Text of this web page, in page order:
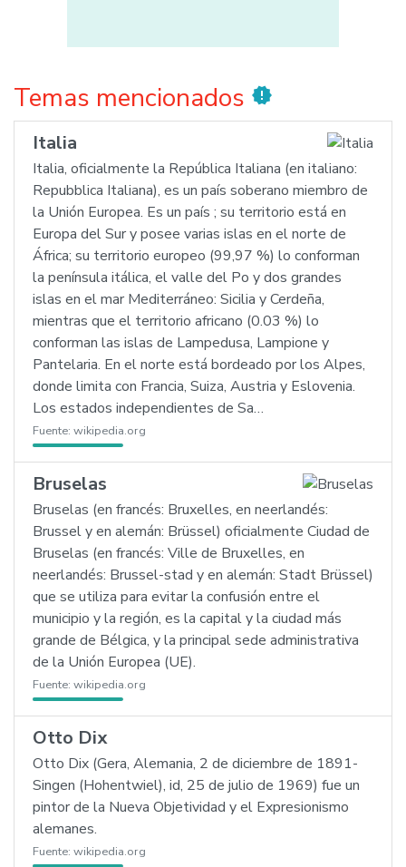
Temas mencionados new_releases
Italia
Italia, oficialmente la República Italiana (en italiano:
Repubblica Italiana), es un país soberano miembro de
la Unión Europea. Es un país ; su territorio está en
Europa del Sur y posee varias islas en el norte de
África; su territorio europeo (99,97 %) lo conforman
la península itálica, el valle del Po y dos grandes
islas en el mar Mediterráneo: Sicilia y Cerdeña,
mientras que el territorio africano (0.03 %) lo
conforman las islas de Lampedusa, Lampione y
Pantelaria. En el norte está bordeado por los Alpes,
donde limita con Francia, Suiza, Austria y Eslovenia.
Los estados independientes de Sa…
Fuente: wikipedia.org
Bruselas
Bruselas (en francés: Bruxelles, en neerlandés:
Brussel y en alemán: Brüssel) oficialmente Ciudad de
Bruselas (en francés: Ville de Bruxelles, en
neerlandés: Brussel-stad y en alemán: Stadt Brüssel)
que se utiliza para evitar la confusión entre el
municipio y la región, es la capital y la ciudad más
grande de Bélgica, y la principal sede administrativa
de la Unión Europea (UE).
Fuente: wikipedia.org
Otto Dix
Otto Dix (Gera, Alemania, 2 de diciembre de 1891-
Singen (Hohentwiel), id, 25 de julio de 1969) fue un
pintor de la Nueva Objetividad y el Expresionismo
alemanes.
Fuente: wikipedia.org